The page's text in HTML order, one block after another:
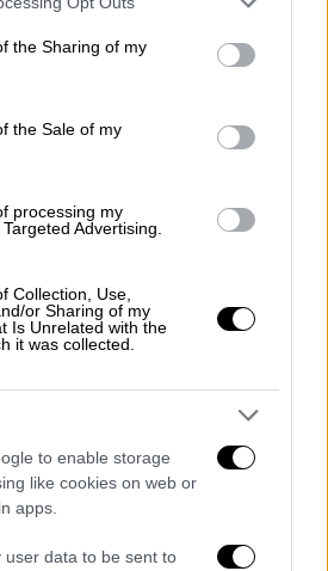
usage behaviour. You may click to
Google and its third-party tags to
specified purposes in below Google
the Sharing of my
the Sale of my
processing my
Advertising.
Collection, Use,
or Sharing of my
Is Unrelated with the
it was collected.
to enable storage
like cookies on web or
apps.
user data to be sent to
ότι η Μέγκαν πιθανόν να
εκείνη
, με τη Δούκισσα
αντιμετωπίζει αυτήν
του τένις, Σερένα
δεν μπορεί να ζήσει για
πρόσθεσε με χιούμορ:
πολύς καιρός, αλλά όχι
στην περίοδο από
της με τον